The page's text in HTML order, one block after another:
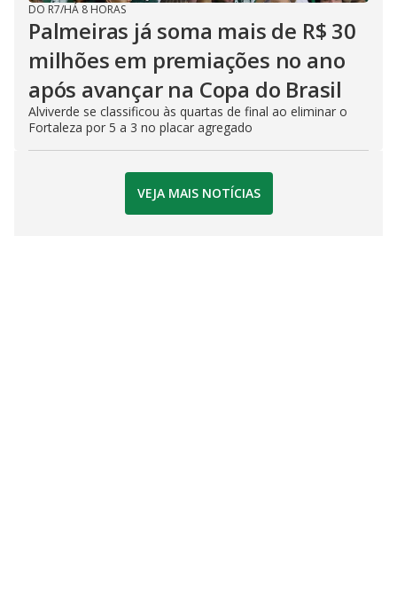
DO R7/HÁ 8 HORAS
Palmeiras já soma mais de R$ 30
milhões em premiações no ano
após avançar na Copa do Brasil
Alviverde se classificou às quartas de final ao eliminar o
Fortaleza por 5 a 3 no placar agregado
VEJA MAIS NOTÍCIAS